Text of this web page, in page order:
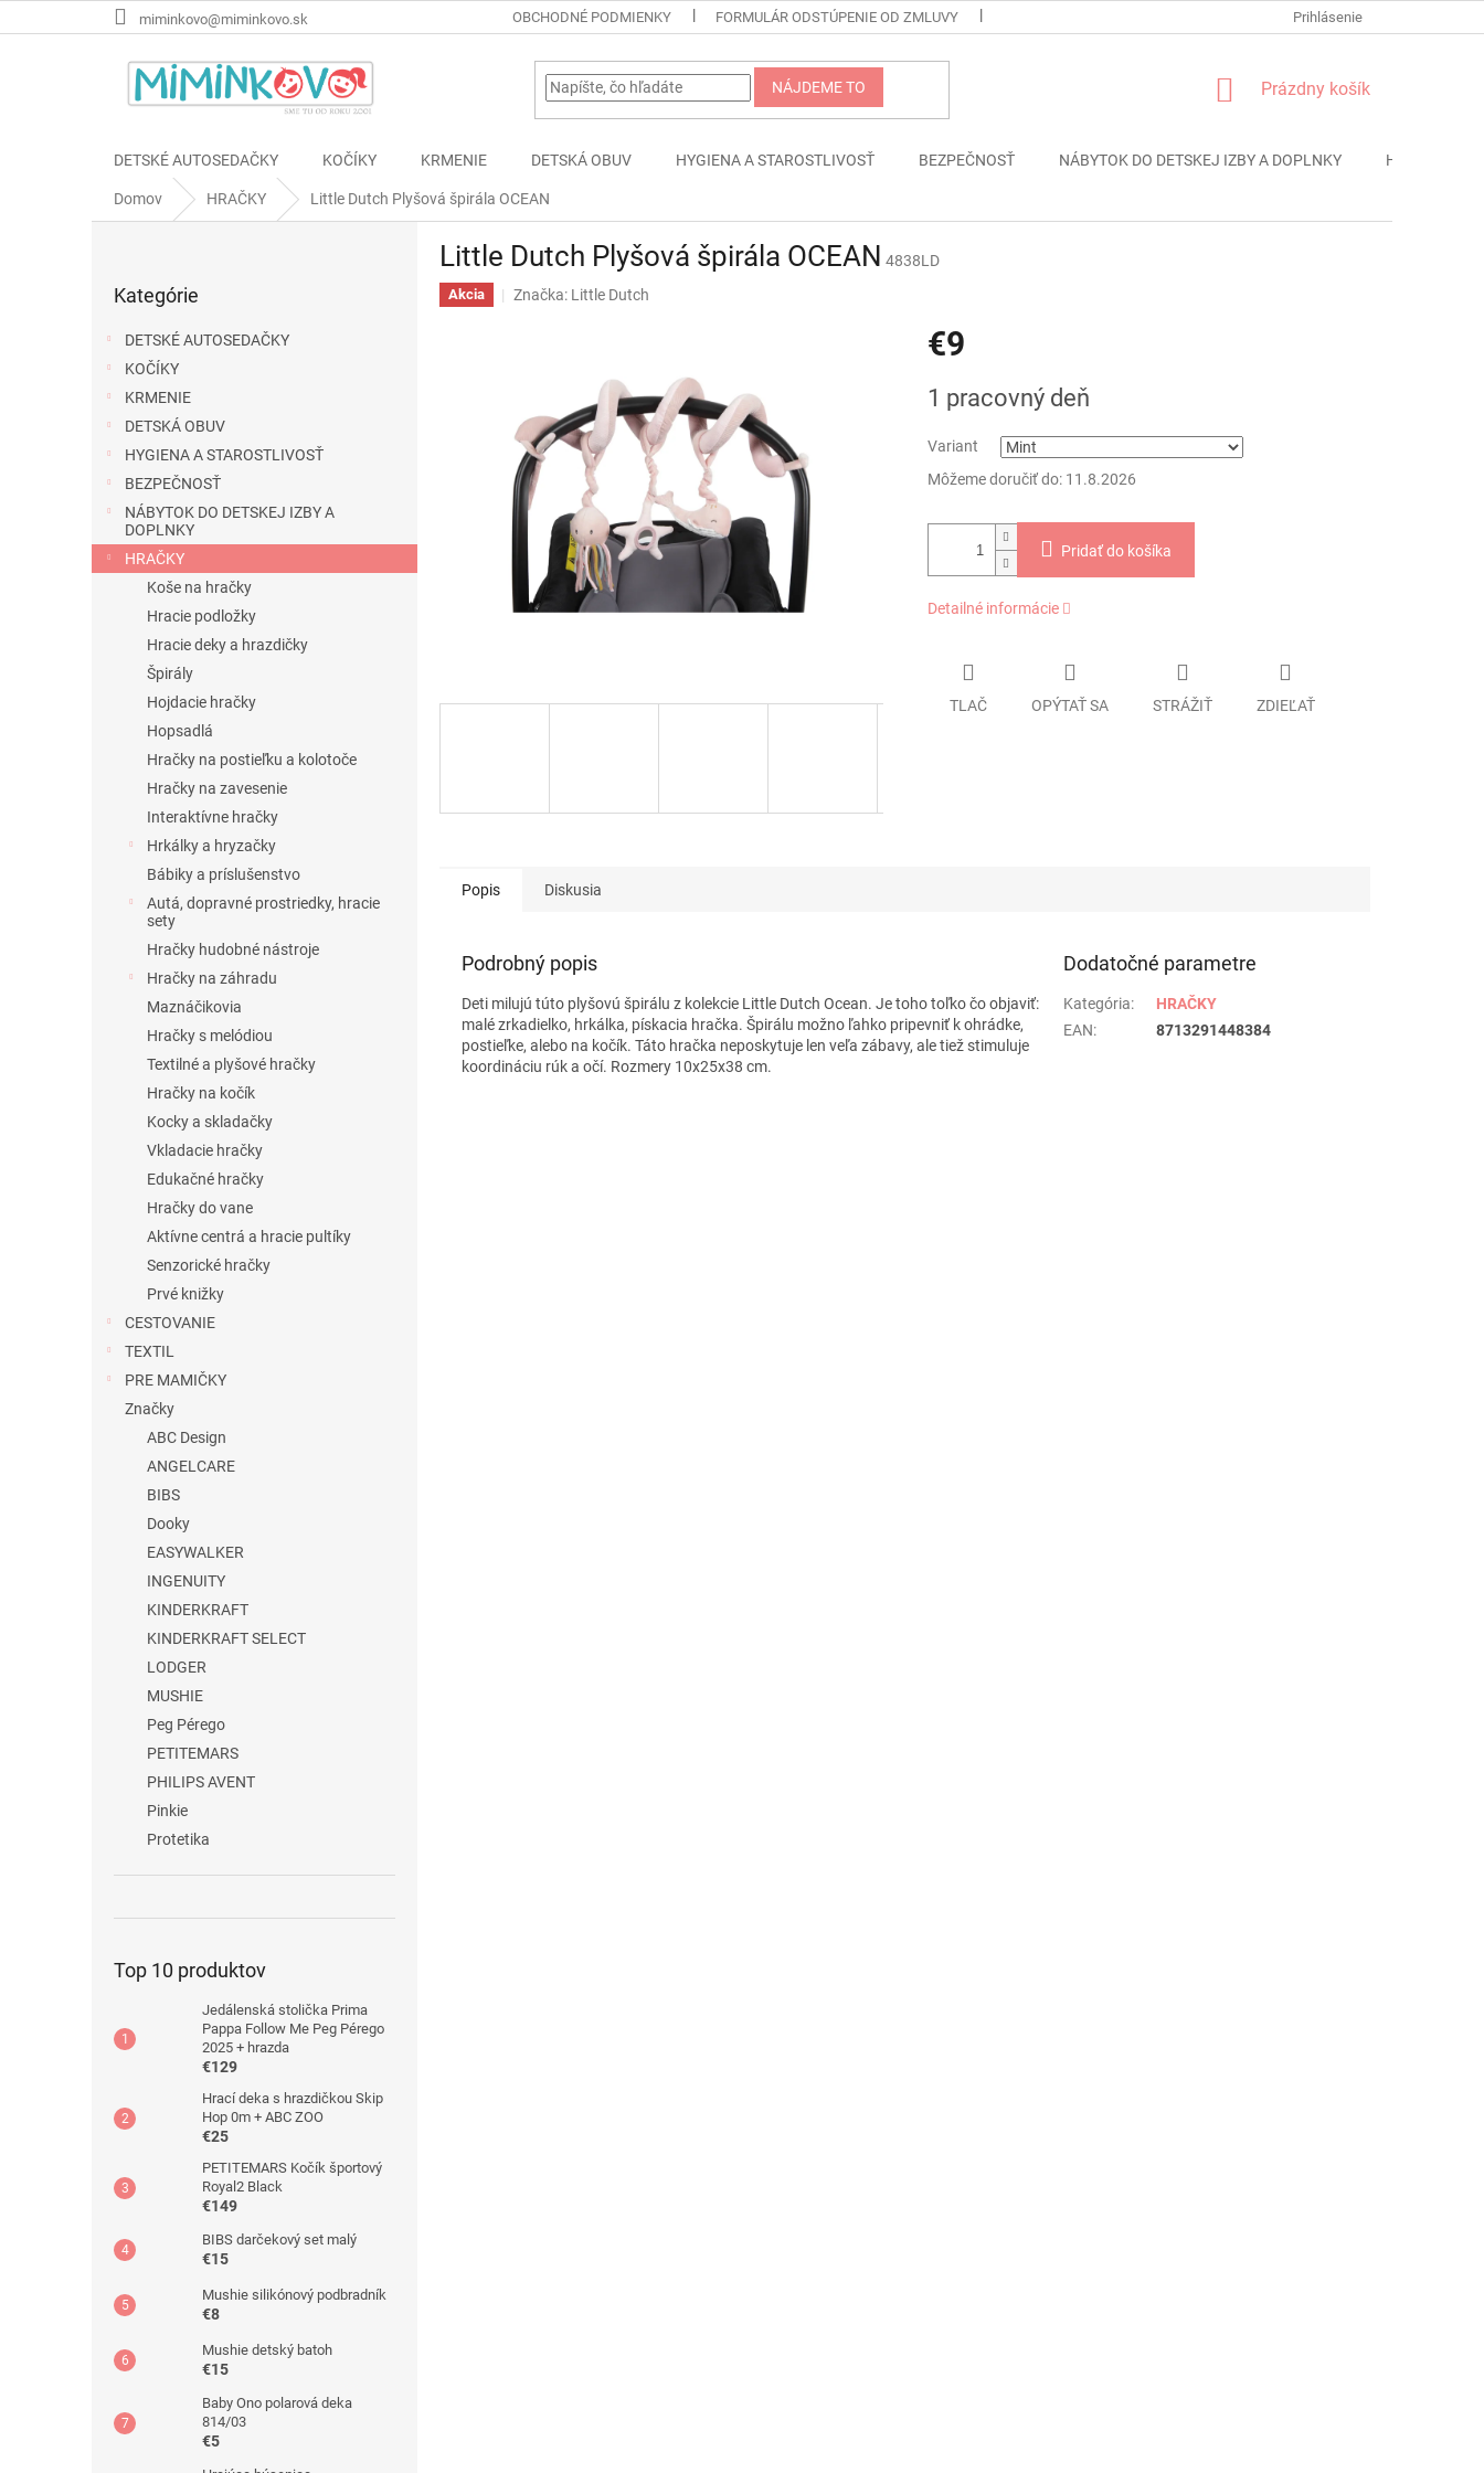
na
miminkovo@miminkovo.sk OBCHODNÉ PODMIENKY FORMULÁR ODSTÚPENIE OD ZMLUVY PODMIENKY OCHRANY OSOBNÝCH
Prihlásenie
NÁJDEME TO
NÁKUPNÝ
Prázdny košík
DETSKÉ AUTOSEDAČKY KOČÍKY KRMENIE DETSKÁ OBUV HYGIENA A STAROSTLIVOSŤ BEZPEČNOSŤ NÁBYTOK DO DETSKEJ IZBY A DOPLNKY HRAČKY
Domov HRAČKY Little Dutch Plyšová špirála OCEAN
kategórie
Kategórie
DETSKÉ AUTOSEDAČKY
KOČÍKY
KRMENIE
DETSKÁ OBUV
HYGIENA A STAROSTLIVOSŤ
BEZPEČNOSŤ
NÁBYTOK DO DETSKEJ IZBY A
DOPLNKY
HRAČKY
Koše na hračky
Hracie podložky
Hracie deky a hrazdičky
Špirály
Hojdacie hračky
Hopsadlá
Hračky na postieľku a kolotoče
Hračky na zavesenie
Interaktívne hračky
Hrkálky a hryzačky
Bábiky a príslušenstvo
Autá, dopravné prostriedky, hracie
sety
Hračky hudobné nástroje
Hračky na záhradu
Maznáčikovia
Hračky s melódiou
Textilné a plyšové hračky
Hračky na kočík
Kocky a skladačky
Vkladacie hračky
Edukačné hračky
Hračky do vane
Aktívne centrá a hracie pultíky
Senzorické hračky
Prvé knižky
CESTOVANIE
TEXTIL
PRE MAMIČKY
Značky
ABC Design
ANGELCARE
BIBS
Dooky
EASYWALKER
INGENUITY
KINDERKRAFT
KINDERKRAFT SELECT
LODGER
MUSHIE
Peg Pérego
PETITEMARS
PHILIPS AVENT
Pinkie
Protetika
Top 10 produktov
Jedálenská stolička Prima
Pappa Follow Me Peg Pérego
2025 + hrazda
€129
Hrací deka s hrazdičkou Skip
Hop 0m + ABC ZOO
€25
PETITEMARS Kočík športový
Royal2 Black
€149
BIBS darčekový set malý
€15
Mushie silikónový podbradník
€8
Mushie detský batoh
€15
Baby Ono polarová deka
814/03
€5
Little Dutch Plyšová špirála OCEAN 4838LD
Akcia Značka: Little Dutch
€9
cena:
1 pracovný deň
Variant
Môžeme doručiť do: 11.8.2026
Pridať do košíka
Detailné informácie
TLAČ OPÝTAŤ SA STRÁŽIŤ ZDIEĽAŤ
Popis Diskusia
Podrobný popis
Deti milujú túto plyšovú špirálu z kolekcie Little Dutch Ocean. Je toho toľko čo objaviť:
malé zrkadielko, hrkálka, pískacia hračka. Špirálu možno ľahko pripevniť k ohrádke,
postieľke, alebo na kočík. Táto hračka neposkytuje len veľa zábavy, ale tiež stimuluje
koordináciu rúk a očí. Rozmery 10x25x38 cm.
Dodatočné parametre
Kategória:
HRAČKY
EAN: 8713291448384